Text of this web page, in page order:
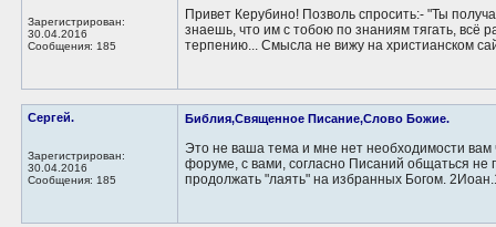
Зарегистрирован:
30.04.2016
Сообщения: 185
Привет Керубино! Позволь спросить:- "Ты
знаешь, что им с тобою по знаниям тягать, всё
терпению... Смысла не вижу на христианском
Сергей.
Зарегистрирован:
30.04.2016
Сообщения: 185
Библия,Священное Писание,Слово Божие.
Это не ваша тема и мне нет необходимости
форуме, с вами, согласно Писаний общаться
продолжать "лаять" на избранных Богом.